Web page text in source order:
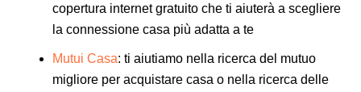
334 3723775, 347 1705454
Appuntamento
VAI ALLO STORE
copertura internet gratuito che ti aiuterà a scegliere
la connessione casa più adatta a te
Mutui Casa: ti aiutiamo nella ricerca del mutuo
migliore per acquistare casa o nella ricerca delle